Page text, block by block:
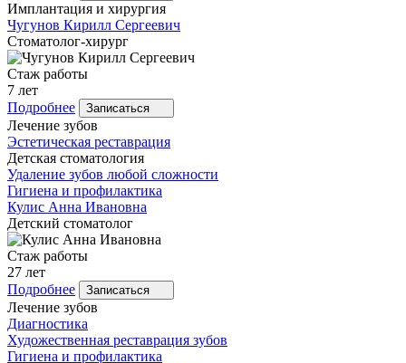
Имплантация и хирургия
Чугунов Кирилл Сергеевич
Стоматолог-хирург
Стаж работы
7 лет
Подробнее
Записаться
Лечение зубов
Эстетическая реставрация
Детская стоматология
Удаление зубов любой сложности
Гигиена и профилактика
Кулис Анна Ивановна
Детский стоматолог
Стаж работы
27 лет
Подробнее
Записаться
Лечение зубов
Диагностика
Художественная реставрация зубов
Гигиена и профилактика